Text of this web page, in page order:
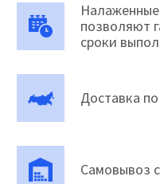
позволяют
сроки
Доставка
Самовывоз